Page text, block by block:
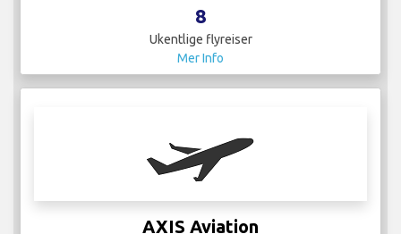
8
Ukentlige flyreiser
Mer Info
AXIS Aviation